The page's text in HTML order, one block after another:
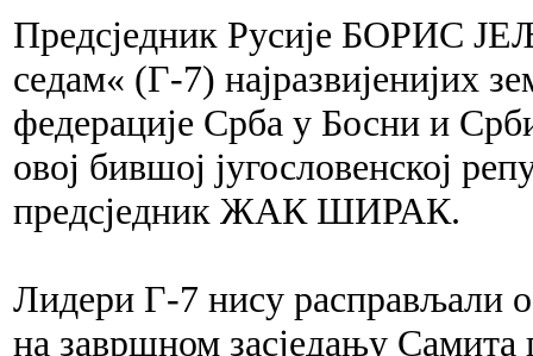
Предсједник Русије БОРИС
седам« (Г-7) најразвијенијих
федерације Срба у Босни и
овој бившој југословенској
предсједник ЖАК ШИРАК.
Лидери Г-7 нису расправљали
на завршном засједању